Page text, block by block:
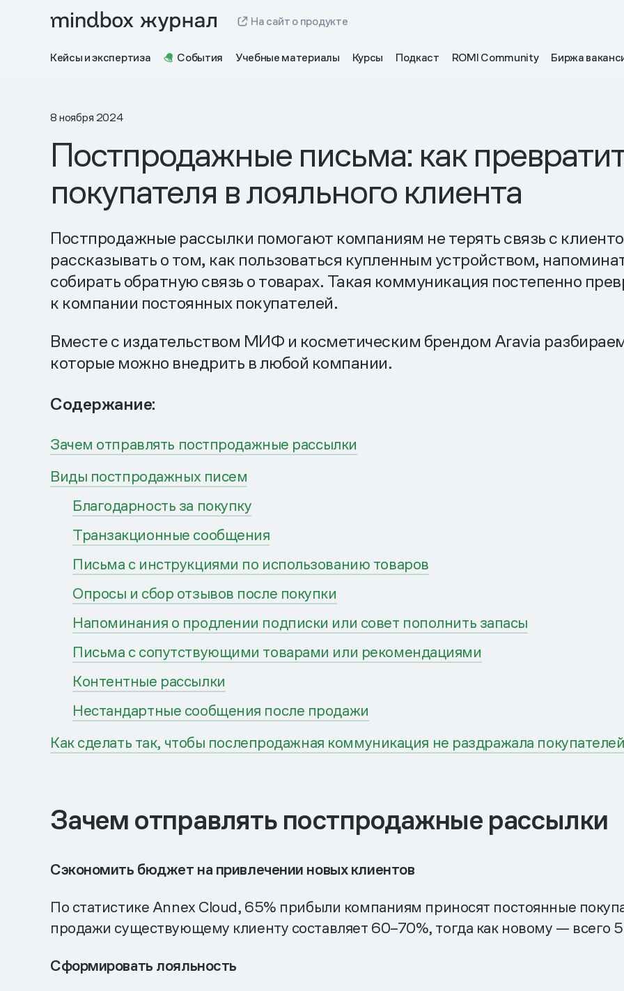
На сайт о продукте
Кейсы и экспертиза События Учебные материалы Курсы Подкаст ROMI Community Биржа
8 ноября 2024
Постпродажные письма: как
покупателя в лояльного клиента
Постпродажные рассылки помогают компаниям не терять связь с
рассказывать о том, как пользоваться купленным устройством,
собирать обратную связь о товарах. Такая коммуникация постепенно
к компании постоянных покупателей.
Вместе с издательством МИФ и косметическим брендом Aravia
которые можно внедрить в любой компании.
Содержание:
Зачем отправлять постпродажные рассылки
Виды постпродажных писем
Благодарность за покупку
Транзакционные сообщения
Письма с инструкциями по использованию товаров
Опросы и сбор отзывов после покупки
Напоминания о продлении подписки или совет пополнить запасы
Письма с сопутствующими товарами или рекомендациями
Контентные рассылки
Нестандартные сообщения после продажи
Как сделать так, чтобы послепродажная коммуникация не раздражала покупателей
Зачем отправлять постпродажные рассылки
Сэкономить бюджет на привлечении новых клиентов
По статистике Annex Cloud, 65% прибыли компаниям приносят постоянные
продажи существующему клиенту составляет 60–70%, тогда как новому — всего
Сформировать лояльность